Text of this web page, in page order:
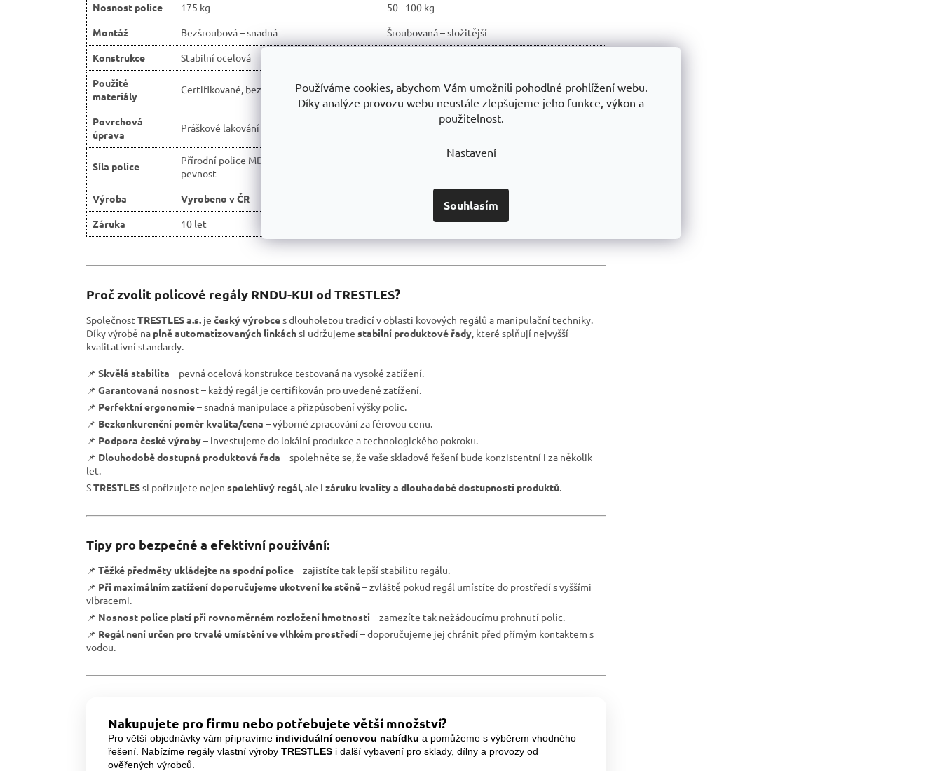
Používáme cookies, abychom Vám umožnili pohodlné prohlížení webu.
Díky analýze provozu webu neustále zlepšujeme jeho funkce, výkon a
použitelnost.
Nastavení
Souhlasím
Nosnost police
175 kg
50 - 100 kg
Montáž
Bezšroubová – snadná
Šroubovaná – složitější
Konstrukce
Stabilní ocelová
Použité
materiály
Certifikované, bez škodlivých látek
Nejasného původu, mohou uvolňovat zápach a
toxiny
Povrchová
úprava
Práškové lakování (antikorozní) Levné lakování náchylné k oděru
Síla police
Přírodní police MDF 5,4 mm - maximální
pevnost
Výroba Vyrobeno v ČR
Záruka
10 let 2 roky nebo méně
Proč zvolit policové regály RNDU-KUI od TRESTLES?
Společnost TRESTLES a.s. je český výrobces dlouholetou tradicí v oblasti kovových regálů a manipulační techniky.
Díky výrobě na plně automatizovaných linkáchsi udržujeme stabilní produktové řady, které splňují nejvyšší
kvalitativní standardy.
📌 Skvělá stabilita – pevná ocelová konstrukce testovaná na vysoké zatížení.
📌 Garantovaná nosnost– každý regál je certifikován pro uvedené zatížení.
📌 Perfektní ergonomie– snadná manipulace a přizpůsobení výšky polic.
📌 Bezkonkurenční poměr kvalita/cena – výborné zpracování za férovou cenu.
📌 Podpora české výroby– investujeme do lokální produkce a technologického pokroku.
📌 Dlouhodobě dostupná produktová řada – spolehněte se, že vaše skladové řešení bude konzistentní i za několik
let.
STRESTLESsi pořizujete nejen spolehlivý regál, ale i záruku kvality a dlouhodobé dostupnosti produktů.
Tipy pro bezpečné a efektivní používání:
📌 Těžké předměty ukládejte na spodní police– zajistíte tak lepší stabilitu regálu.
📌 Při maximálním zatížení doporučujeme ukotvení ke stěně– zvláště pokud regál umístíte do prostředí s vyššími
vibracemi.
📌 Nosnost police platí při rovnoměrném rozložení hmotnosti – zamezíte tak nežádoucímu prohnutí polic.
📌 Regál není určen pro trvalé umístění ve vlhkém prostředí– doporučujeme jej chránit před přímým kontaktem s
vodou.
Nakupujete pro firmu nebo potřebujete větší množství?
Pro větší objednávky vám připravíme individuální cenovou nabídku a pomůžeme s výběrem vhodného
řešení. Nabízíme regály vlastní výroby TRESTLES i další vybavení pro sklady, dílny a provozy od
ověřených výrobců.